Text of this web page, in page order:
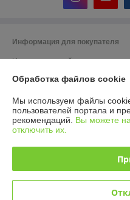
Информация для покупателя
Индивидуальный
220104, г. Минск, ул. Жудро 57
Регистрационный номер ЕГР:
УНП: 192973623
Дата регистрации компании:
Местонахождение книги жалоб и
Обработка файлов cookie
Мы используем файлы
пользователей портала и
рекомендаций. Вы можете
отключить их.